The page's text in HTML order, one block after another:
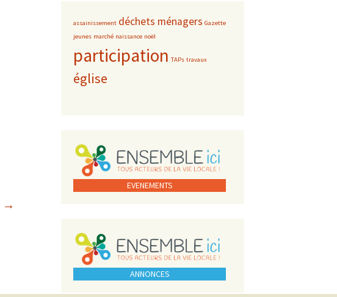
→
assainissement déchets ménagers Gazette
jeunes marché naissance noël
participation TAPs travaux
église
EVENEMENTS
ANNONCES